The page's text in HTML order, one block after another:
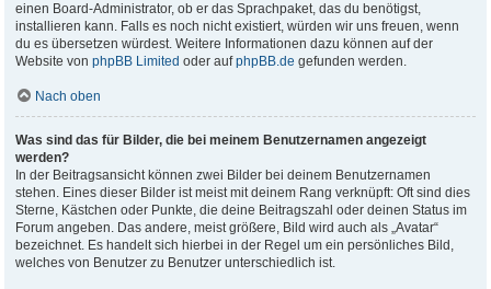
einen Board-Administrator, ob er das Sprachpaket, das du benötigst,
installieren kann. Falls es noch nicht existiert, würden wir uns freuen, wenn
du es übersetzen würdest. Weitere Informationen dazu können auf der
Website vonphpBB Limited oder aufphpBB.de gefunden werden.
Nach oben
Was sind das für Bilder, die bei meinem Benutzernamen angezeigt
werden?
In der Beitragsansicht können zwei Bilder bei deinem Benutzernamen
stehen. Eines dieser Bilder ist meist mit deinem Rang verknüpft: Oft sind dies
Sterne, Kästchen oder Punkte, die deine Beitragszahl oder deinen Status im
Forum angeben. Das andere, meist größere, Bild wird auch als „Avatar“
bezeichnet. Es handelt sich hierbei in der Regel um ein persönliches Bild,
welches von Benutzer zu Benutzer unterschiedlich ist.